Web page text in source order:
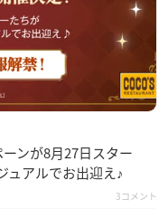
ンが8月27日スター
ュアルでお出迎え♪
3コメント